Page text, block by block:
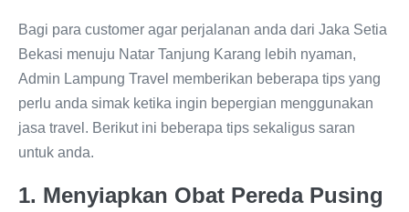
Bagi para customer agar perjalanan anda dari Jaka Setia
Bekasi menuju Natar Tanjung Karang lebih nyaman,
Admin Lampung Travel memberikan beberapa tips yang
perlu anda simak ketika ingin bepergian menggunakan
jasa travel. Berikut ini beberapa tips sekaligus saran
untuk anda.
1. Menyiapkan Obat Pereda Pusing